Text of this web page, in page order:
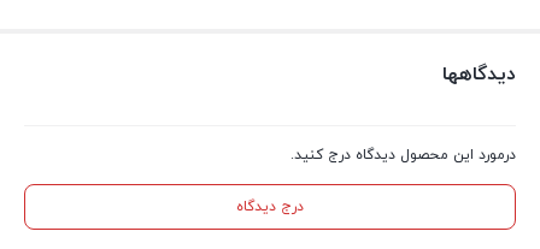
دیدگاهها
درمورد این محصول دیدگاه درج کنید.
درج دیدگاه